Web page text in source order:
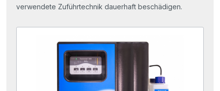
verwendete Zuführtechnik dauerhaft beschädigen.